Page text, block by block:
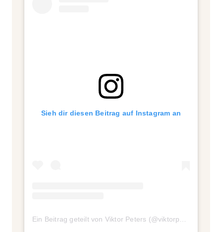
Sieh dir diesen Beitrag auf Instagram an